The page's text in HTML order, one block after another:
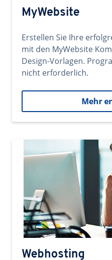
MyWebsite
Erstellen Sie Ihre
mit den MyWebsite
Design-Vorlagen.
nicht erforderlich.
Mehr
Webhosting